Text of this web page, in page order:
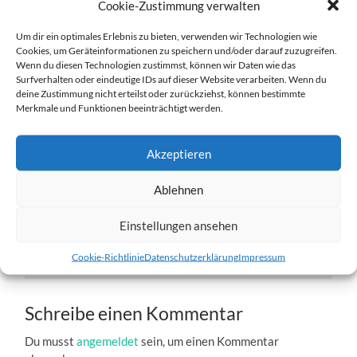
Cookie-Zustimmung verwalten
Um dir ein optimales Erlebnis zu bieten, verwenden wir Technologien wie
Cookies, um Geräteinformationen zu speichern und/oder darauf zuzugreifen.
Wenn du diesen Technologien zustimmst, können wir Daten wie das
Surfverhalten oder eindeutige IDs auf dieser Website verarbeiten. Wenn du
deine Zustimmung nicht erteilst oder zurückziehst, können bestimmte
Merkmale und Funktionen beeinträchtigt werden.
Akzeptieren
Ablehnen
Einstellungen ansehen
Cookie-RichtlinieDatenschutzerklärungImpressum
Bjarki-5.jpg
Nächster»
Schreibe einen Kommentar
Du musstangemeldet sein, um einen Kommentar